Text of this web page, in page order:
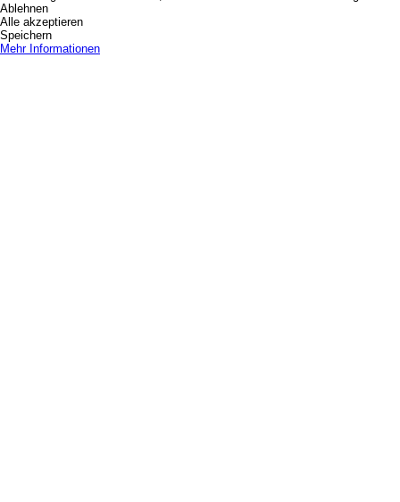
Ablehnen
Alle akzeptieren
Speichern
Mehr Informationen